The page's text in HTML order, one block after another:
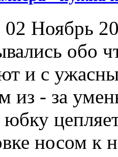
02 Ноябрь
обо
и с
из - за
юбку
носом к